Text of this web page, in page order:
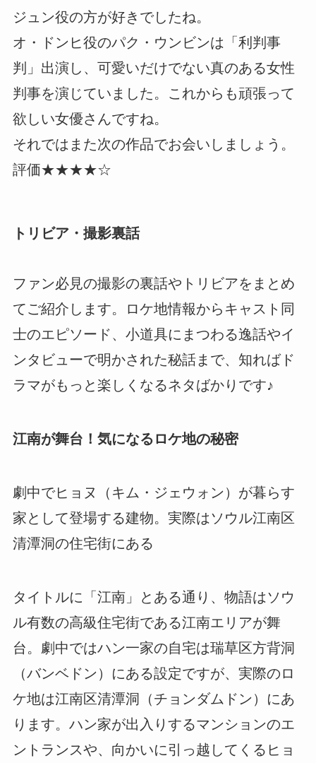
ジュン役の方が好きでしたね。
オ・ドンヒ役のパク・ウンビンは「利判事
判」出演し、可愛いだけでない真のある女性
判事を演じていました。これからも頑張って
欲しい女優さんですね。
それではまた次の作品でお会いしましょう。
評価★★★★☆
トリビア・撮影裏話
ファン必見の撮影の裏話やトリビアをまとめ
てご紹介します。ロケ地情報からキャスト同
士のエピソード、小道具にまつわる逸話やイ
ンタビューで明かされた秘話まで、知ればド
ラマがもっと楽しくなるネタばかりです♪
江南が舞台！気になるロケ地の秘密
劇中でヒョヌ（キム・ジェウォン）が暮らす
家として登場する建物。実際はソウル江南区
清潭洞の住宅街にある
タイトルに「江南」とある通り、物語はソウ
ル有数の高級住宅街である江南エリアが舞
台。劇中ではハン一家の自宅は瑞草区方背洞
（バンベドン）にある設定ですが、実際のロ
ケ地は江南区清潭洞（チョンダムドン）にあ
ります。ハン家が出入りするマンションのエ
ントランスや、向かいに引っ越してくるヒョ